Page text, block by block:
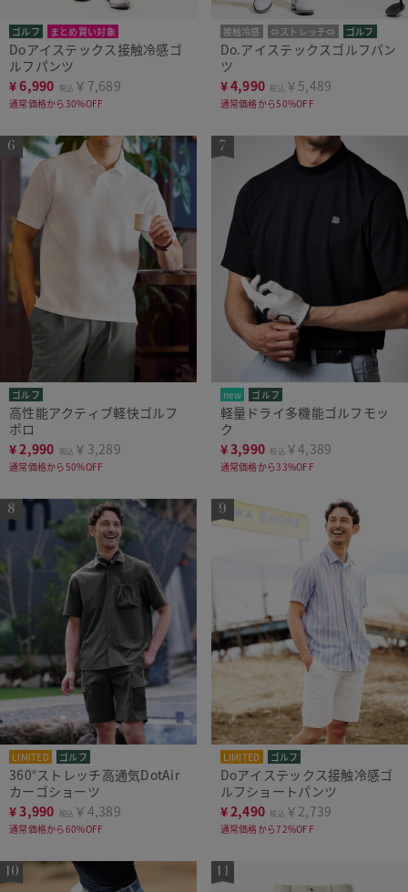
ゴルフ まとめ買い対象
Doアイステックス接触冷感ゴ
ルフパンツ
¥6,990 税込 ￥7,689
通常価格から30%OFF
接触冷感 ⇔ストレッチ⇔ ゴルフ
Do.アイステックスゴルフパン
ツ
¥4,990 税込 ￥5,489
通常価格から50%OFF
ゴルフ
高性能アクティブ軽快ゴルフ
ポロ
¥2,990 税込 ￥3,289
通常価格から50%OFF
new ゴルフ
軽量ドライ多機能ゴルフモッ
ク
¥3,990 税込 ￥4,389
通常価格から33%OFF
LIMITED ゴルフ
360°ストレッチ高通気DotAir
カーゴショーツ
¥3,990 税込 ￥4,389
通常価格から60%OFF
LIMITED ゴルフ
Doアイステックス接触冷感ゴ
ルフショートパンツ
¥2,490 税込 ￥2,739
通常価格から72%OFF